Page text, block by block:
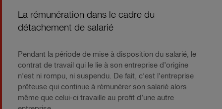
La rémunération dans le cadre du
détachement de salarié
Pendant la période de mise à disposition du salarié, le
contrat de travail qui le lie à son entreprise d’origine
n’est ni rompu, ni suspendu. De fait, c’est l’entreprise
prêteuse qui continue à rémunérer son salarié alors
même que celui-ci travaille au profit d’une autre